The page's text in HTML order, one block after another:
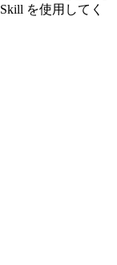
Skill を使用してく